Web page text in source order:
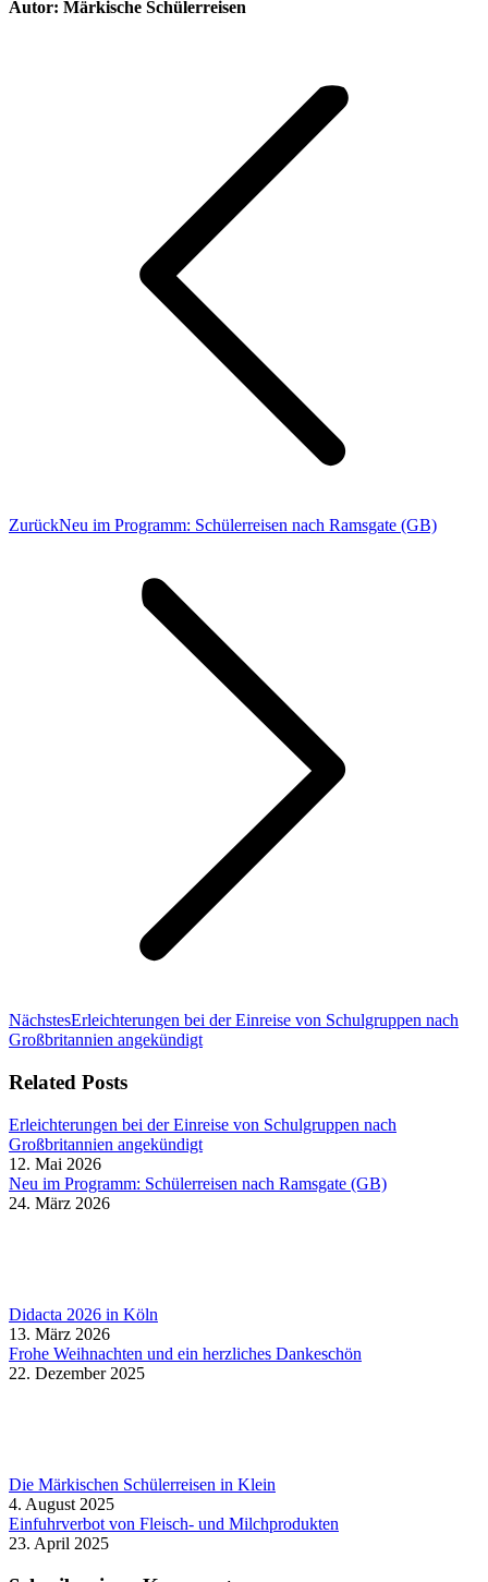
Autor: Märkische Schülerreisen
ZurückVorheriger
Neu im Programm: Schülerreisen nach Ramsgate (GB)
NächstesNächster
Beitrag:
Erleichterungen bei der Einreise von Schulgruppen nach
Großbritannien angekündigt
Related Posts
Erleichterungen bei der Einreise von Schulgruppen nach
Großbritannien angekündigt
12. Mai 2026
Neu im Programm: Schülerreisen nach Ramsgate (GB)
24. März 2026
Didacta 2026 in Köln
13. März 2026
Frohe Weihnachten und ein herzliches Dankeschön
22. Dezember 2025
Die Märkischen Schülerreisen in Klein
4. August 2025
Einfuhrverbot von Fleisch- und Milchprodukten
23. April 2025